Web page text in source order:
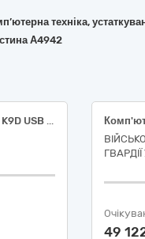
техніка,
А4942
Токен Feitian ePass FIDO2-NFC Plus K9D USB Type A. Для авторизації та безпечної роботи у військовій системі ситуаційної обізнаності Delta
49